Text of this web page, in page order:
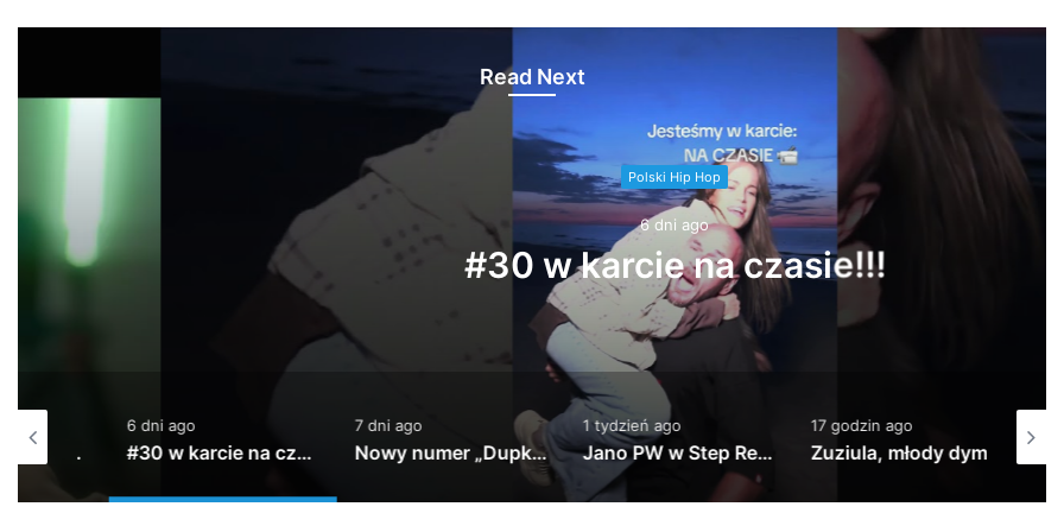
Read Next
Polski Hip Hop
6 dni ago
#30 w karcie na czasie!!!
PeRJot – Dupki i Ziomki
6 dni ago
#30 w karcie na czasie!!!
7 dni ago
Nowy numer „Dupki i Ziomki” już jutro na kanale Altereggo Records #altereggo #rap #rolka #hiphop
1 tydzień ago
Jano PW w Step Records!
17 godzin ago
Zuziula, młody dymas – 3MAM